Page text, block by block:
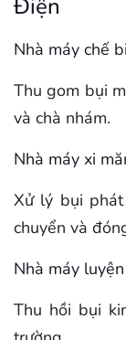
Điện
Nhà máy chế
Thu gom bụi
và chà nhám.
Nhà máy xi
Xử lý bụi phát
chuyển và
Nhà máy
Thu hồi bụi